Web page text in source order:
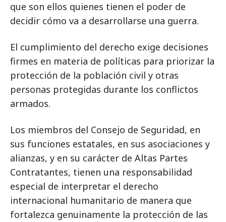
que son ellos quienes tienen el poder de
decidir cómo va a desarrollarse una guerra.
El cumplimiento del derecho exige decisiones
firmes en materia de políticas para priorizar la
protección de la población civil y otras
personas protegidas durante los conflictos
armados.
Los miembros del Consejo de Seguridad, en
sus funciones estatales, en sus asociaciones y
alianzas, y en su carácter de Altas Partes
Contratantes, tienen una responsabilidad
especial de interpretar el derecho
internacional humanitario de manera que
fortalezca genuinamente la protección de las